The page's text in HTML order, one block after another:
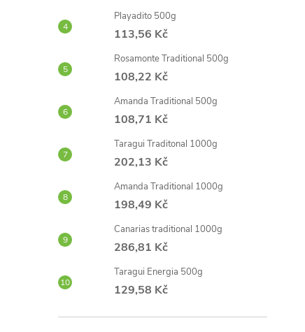
Playadito 500g
113,56 Kč
Rosamonte Traditional 500g
108,22 Kč
Amanda Traditional 500g
108,71 Kč
Taragui Traditonal 1000g
202,13 Kč
Amanda Traditional 1000g
198,49 Kč
Canarias traditional 1000g
286,81 Kč
Taragui Energia 500g
129,58 Kč